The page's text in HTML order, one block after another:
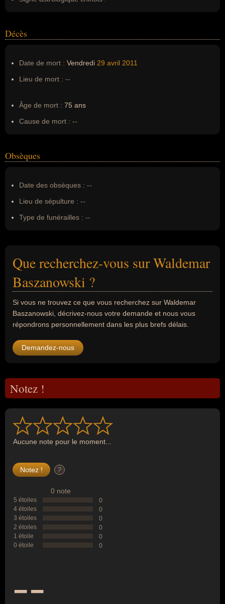
Décès
Date de mort : Vendredi 29 avril 2011
Lieu de mort : --
Âge de mort : 75 ans
Cause de mort : --
Obsèques
Date des obsèques : --
Lieu de sépulture : --
Type de funérailles : --
Que recherchez-vous sur Waldemar
Baszanowski ?
Si vous ne trouvez ce que vous recherchez sur Waldemar
Baszanowski, décrivez-nous votre demande et nous vous
répondrons personnellement dans les plus brefs délais.
Demandez-nous
Notez !
Aucune note pour le moment...
?
0 note
5 étoiles
0
4 étoiles
0
3 étoiles
0
2 étoiles
0
1 étoile
0
0 étoile
0
--